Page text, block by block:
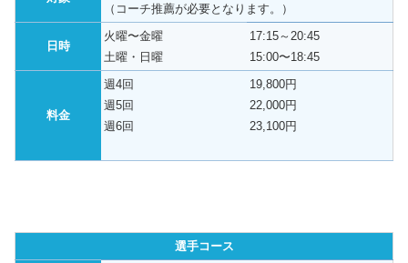
（コーチ推薦が必要となります。）
日時
火曜〜金曜
土曜・日曜
17:15～20:45
15:00〜18:45
料金
週4回
週5回
週6回
19,800円
22,000円
23,100円
選手コース